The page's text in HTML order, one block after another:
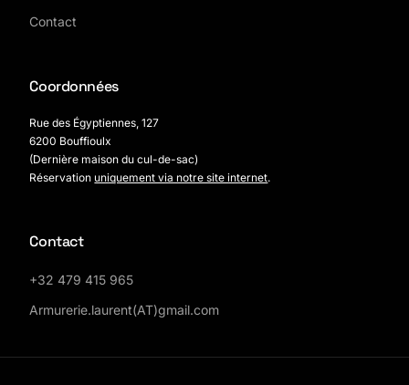
Contact
Coordonnées
Rue des Égyptiennes, 127
6200 Bouffioulx
(Dernière maison du cul-de-sac)
Réservation uniquement via notre site internet.
Contact
+32 479 415 965
Armurerie.laurent(AT)gmail.com